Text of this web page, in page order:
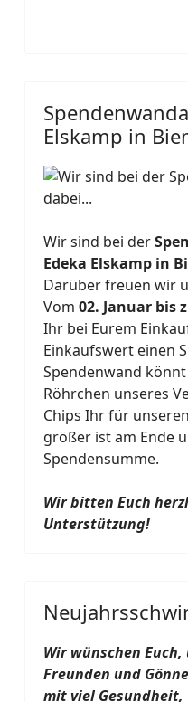
Elskamp in
Wir sind bei der
Edeka Elskamp in
Darüber freuen wir
Vom 02. Januar bis
Ihr bei Eurem
Einkaufswert einen
Spendenwand
Röhrchen unseres
Chips Ihr für
größer ist am Ende
Spendensumme.
Wir bitten Euch
Unterstützung!
Wir wünschen
Freunden und
mit viel